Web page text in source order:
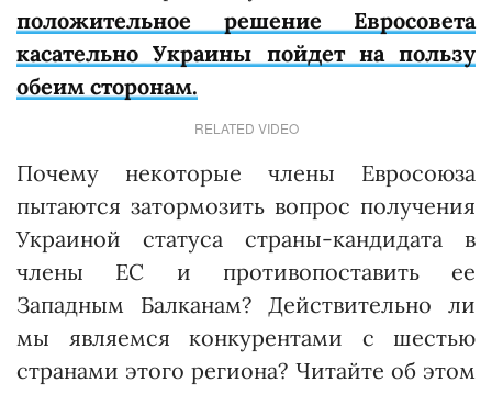
положительное решение Евросовета
касательно Украины пойдет на пользу
обеим сторонам.
RELATED VIDEO
Почему некоторые члены Евросоюза
пытаются затормозить вопрос получения
Украиной статуса страны-кандидата в
члены ЕС и противопоставить ее
Западным Балканам? Действительно ли
мы являемся конкурентами с шестью
странами этого региона? Читайте об этом